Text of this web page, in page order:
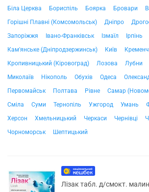
Біла Церква Бориспіль Боярка Бровари
Горішні Плавні (Комсомольськ)
Дніпро
Запоріжжя
Івано-Франківськ Ізмаїл
Ірпінь
Кам'янське (Дніпродзержинськ)
Київ
Кропивницький (Кіровоград)
Лозова Лубни
Миколаїв
Нікополь Обухів Одеса
Первомайськ
Полтава Рівне Самар
Сміла
Суми Тернопіль Ужгород Умань
Херсон
Хмельницький Черкаси Чернівці
Чорноморськ
Шептицький
Лізак табл. д/смокт.